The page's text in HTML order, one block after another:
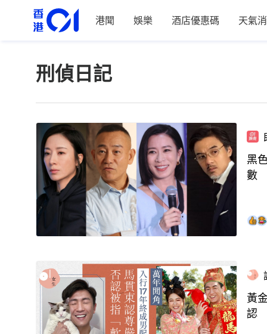
港聞 娛樂 酒店優惠碼 天氣
刑偵日記
黑
數
黃
認